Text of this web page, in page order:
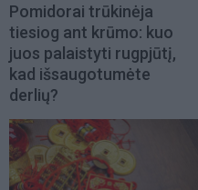
Pomidorai trūkinėja
tiesiog ant krūmo: kuo
juos palaistyti rugpjūtį,
kad išsaugotumėte
derlių?